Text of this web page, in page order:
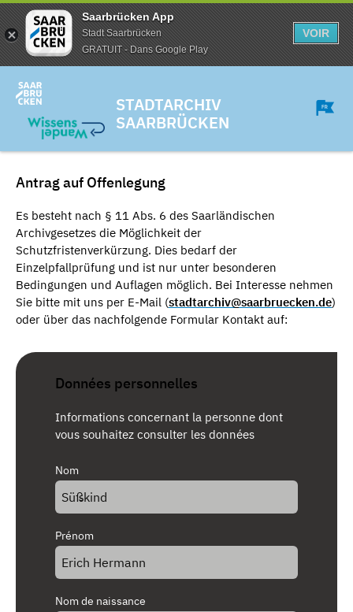
Saarbrücken App
Stadt Saarbrücken
GRATUIT - Dans Google Play
VOIR
STADTARCHIV
SAARBRÜCKEN
Antrag auf Offenlegung
Es besteht nach § 11 Abs. 6 des Saarländischen
Archivgesetzes die Möglichkeit der
Schutzfristenverkürzung. Dies bedarf der
Einzelpfallprüfung und ist nur unter besonderen
Bedingungen und Auflagen möglich. Bei Interesse nehmen
Sie bitte mit uns per E-Mail (stadtarchiv@saarbruecken.de)
oder über das nachfolgende Formular Kontakt auf:
Données personnelles
Informations concernant la personne dont
vous souhaitez consulter les données
Nom
Prénom
Nom de naissance